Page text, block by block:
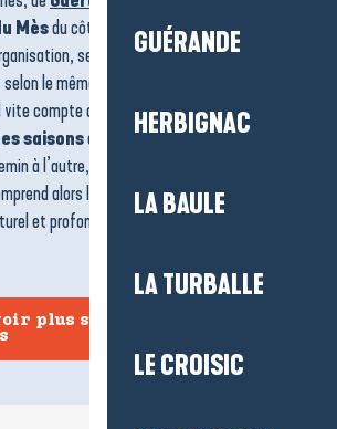
GUÉRANDE
HERBIGNAC
LA BAULE
LA TURBALLE
LE CROISIC
Mèsdu côté de MesqueretSaint-Molf
ses couleurs et son rythme, mais
le même principe, hérité de siècles de
compte que ce territoire n’est pas figé. Il
saisonset du travail quotidien des
à l’autre, les points de vue changent, les
alors l’ampleur de ce paysage salicole, à
et profondément ancré dans l’identité
plus sur les Marais